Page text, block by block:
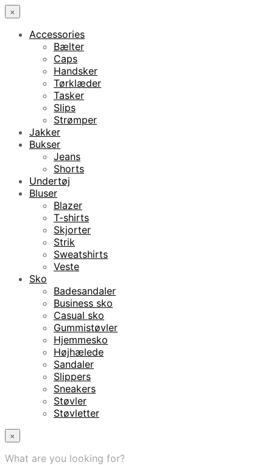
×
Accessories
Bælter
Caps
Handsker
Tørklæder
Tasker
Slips
Strømper
Jakker
Bukser
Jeans
Shorts
Undertøj
Bluser
Blazer
T-shirts
Skjorter
Strik
Sweatshirts
Veste
Sko
Badesandaler
Business sko
Casual sko
Gummistøvler
Hjemmesko
Højhælede
Sandaler
Slippers
Sneakers
Støvler
Støvletter
×
What are you looking for?